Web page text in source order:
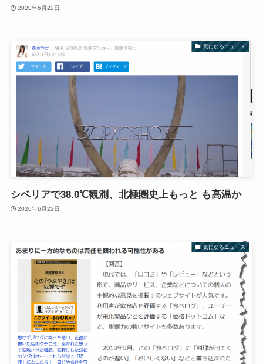
2020年6月22日
気になるニュース
シベリアで38.0℃観測、北極圏史上もっと も高温か
2020年6月22日
気になるニュース